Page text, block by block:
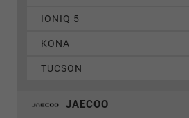
IONIQ 5
KONA
TUCSON
JAECOO